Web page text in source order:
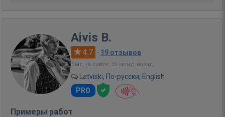
Aivis B.
4.7 · 19 отзывов
Был на сайте: 31 минут назад
Latviski, По-русски, English
PRO
Примеры работ